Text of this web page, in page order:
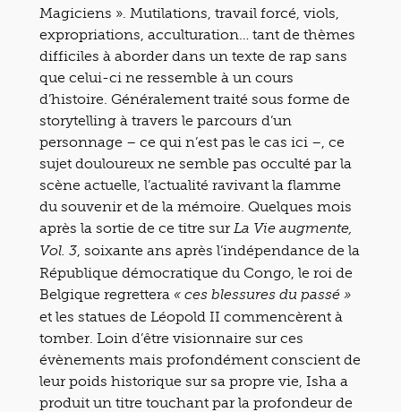
Magiciens ». Mutilations, travail forcé, viols,
expropriations, acculturation… tant de thèmes
difficiles à aborder dans un texte de rap sans
que celui-ci ne ressemble à un cours
d’histoire. Généralement traité sous forme de
storytelling à travers le parcours d’un
personnage – ce qui n’est pas le cas ici –, ce
sujet douloureux ne semble pas occulté par la
scène actuelle, l’actualité ravivant la flamme
du souvenir et de la mémoire. Quelques mois
après la sortie de ce titre surLa Vie augmente,
Vol. 3 , soixante ans après l’indépendance de la
République démocratique du Congo, le roi de
Belgique regrettera « ces blessures du passé »
et les statues de Léopold II commencèrent à
tomber. Loin d’être visionnaire sur ces
évènements mais profondément conscient de
leur poids historique sur sa propre vie, Isha a
produit un titre touchant par la profondeur de